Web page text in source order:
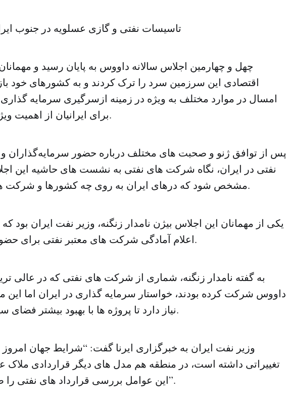
تاسیسات نفتی و گازی عسلویه در جنوب
چهل و چهارمین اجلاس سالانه داووس به پایان رسید و
اقتصادی این سرزمین سرد را ترک کردند و به کشورهای خود
امسال در موارد مختلف به ویژه در زمینه ازسرگیری سرمایه
برای ایرانیان از اهمیت ویژه ای برخوردار بود.
پس از توافق ژنو و صحبت ‌های مختلف درباره حضور
نفتی در ایران، نگاه شرکت های نفتی به نشست ‌های حاشیه‌ این
مشخص شود که درهای ایران به روی چه کشورها و شرکت‌ هایی باز خواهد شد.
یکی از مهمانان این اجلاس بیژن نامدار زنگنه، وزیر نفت ایران بود
اعلام آمادگی شرکت‌ های معتبر نفتی برای حضور در ایران خبر داد.
به گفته نامدار زنگنه، شماری از شرکت‌ های نفتی که در عالی‌
داووس شرکت کرده بودند، خواستار سرمایه گذاری در ایران اما این
نیاز دارد تا پروژه ‌ها با بهبود بیشتر فضای سیاسی اجرایی شود.
وزیر نفت ایران به خبرگزاری ایرنا گفت: “شرایط جهان امروز
تغییراتی داشته است، در منطقه هم مدل‌ های دیگر قراردادی ملاک
این عوامل بررسی قرارداد های نفتی را ضروری کرده است”.